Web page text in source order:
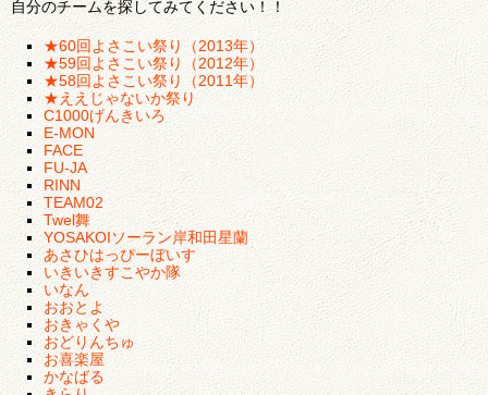
自分のチームを探してみてください！！
★60回よさこい祭り（2013年）
★59回よさこい祭り（2012年）
★58回よさこい祭り（2011年）
★ええじゃないか祭り
C1000げんきいろ
E-MON
FACE
FU-JA
RINN
TEAM02
Twel舞
YOSAKOIソーラン岸和田星蘭
あさひはっぴーぼいす
いきいきすこやか隊
いなん
おおとよ
おきゃくや
おどりんちゅ
お喜楽屋
かなばる